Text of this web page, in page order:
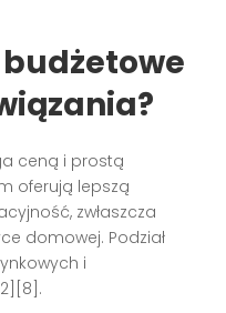
ceną i prostą
oferują lepszą
zwłaszcza
domowej. Podział
i